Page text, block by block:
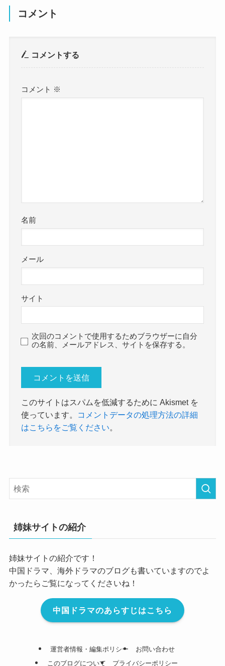
コメント
コメントする
コメント ※
名前
メール
サイト
次回のコメントで使用するためブラウザーに自分
の名前、メールアドレス、サイトを保存する。
このサイトはスパムを低減するために Akismet を
使っています。
コメントデータの処理方法の詳細
はこちらをご覧ください。
姉妹サイトの紹介
姉妹サイトの紹介です！
中国ドラマ、海外ドラマのブログも書いていますのでよ
かったらご覧になってくださいね！
中国ドラマのあらすじはこちら
運営者情報・編集ポリシー
お問い合わせ
このブログについて
プライバシーポリシー